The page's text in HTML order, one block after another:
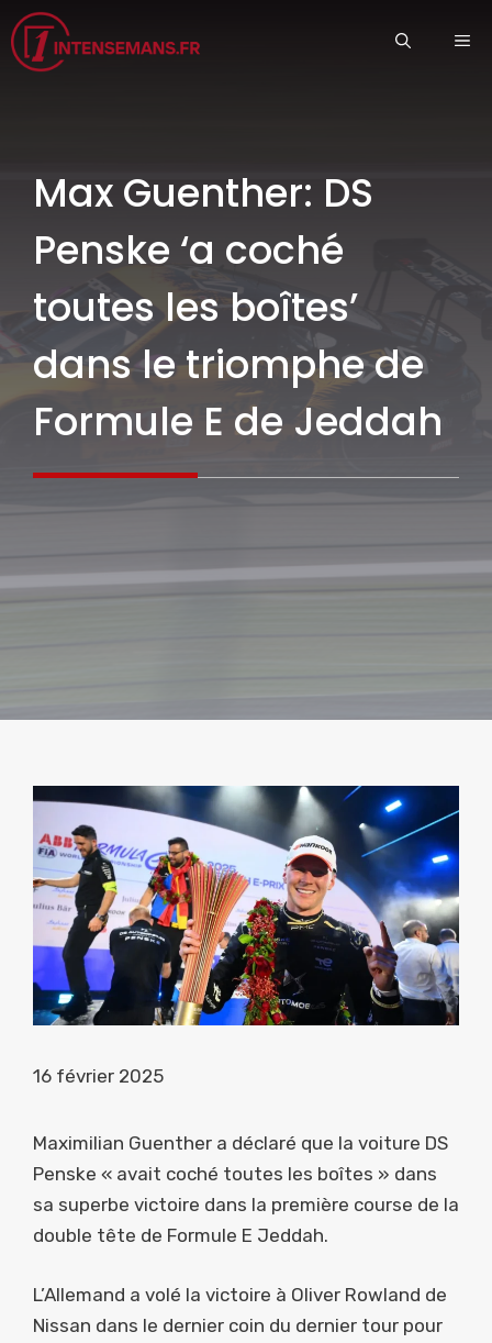
Aller
au
contenu
Max Guenther: DS
Penske ‘a coché
toutes les boîtes’
dans le triomphe de
Formule E de Jeddah
16 février 2025
Maximilian Guenther a déclaré que la voiture DS
Penske « avait coché toutes les boîtes » dans
sa superbe victoire dans la première course de la
double tête de Formule E Jeddah.
L’Allemand a volé la victoire à Oliver Rowland de
Nissan dans le dernier coin du dernier tour pour